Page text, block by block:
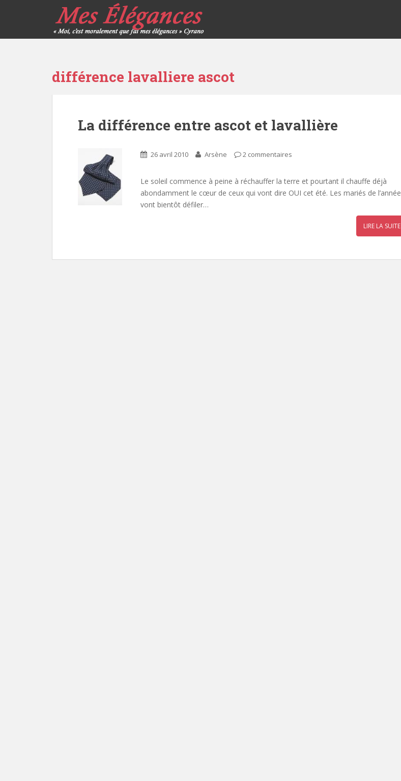
différence lavalliere ascot
La différence entre ascot et lavallière
26 avril 2010 Arsène 2 commentaires
Le soleil commence à peine à réchauffer la terre et pourtant il chauffe déjà
abondamment le cœur de ceux qui vont dire OUI cet été. Les mariés de l’année
vont bientôt défiler…
LIRE LA SUITE